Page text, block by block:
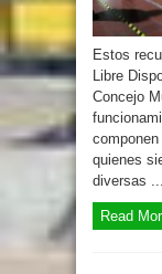
Estos
Libre
Concejo
quienes
diversas ...
Read